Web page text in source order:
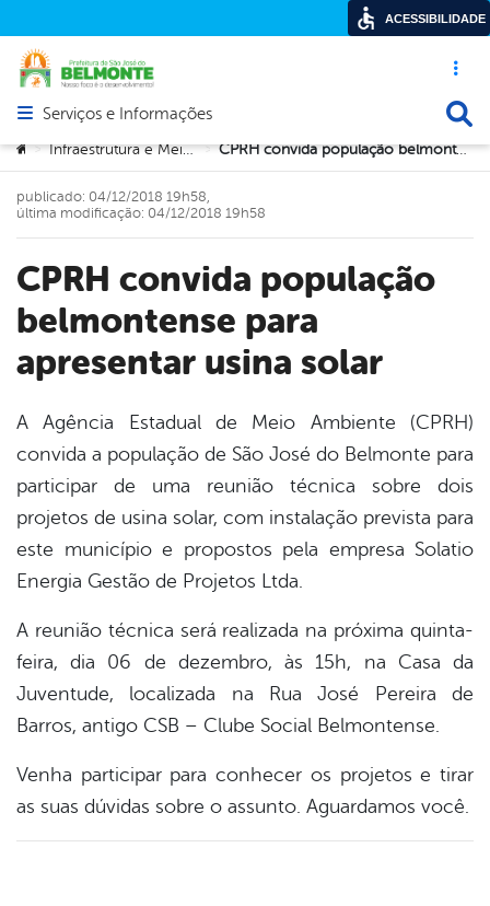
Acesso
Abrir menu principal de navegação
Serviços e Informações
Você está aqui:
> Infraestrutura e Meio Ambiente > CPRH convida população belmontense para apresentar usina solar
CPRH convida população
belmontense para
apresentar usina solar
publicado: 04/12/2018 19h58,
última modificação: 04/12/2018 19h58
A Agência Estadual de Meio Ambiente (CPRH)
convida a população de São José do Belmonte para
participar de uma reunião técnica sobre dois
projetos de usina solar, com instalação prevista para
este município e propostos pela empresa Solatio
Energia Gestão de Projetos Ltda.
A reunião técnica será realizada na próxima quinta-
feira, dia 06 de dezembro, às 15h, na Casa da
Juventude, localizada na Rua José Pereira de
Barros, antigo CSB – Clube Social Belmontense.
Venha participar para conhecer os projetos e tirar
as suas dúvidas sobre o assunto. Aguardamos você.
ACESSIBILIDADE